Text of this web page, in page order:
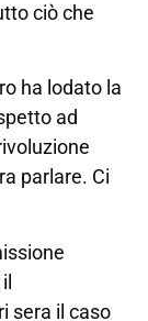
ciò che
ha lodato la
ad
parlare. Ci
sera il caso